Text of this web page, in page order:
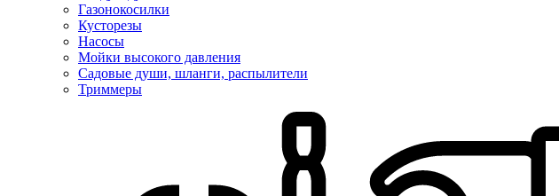
Газонокосилки
Кусторезы
Насосы
Мойки высокого давления
Садовые души, шланги, распылители
Триммеры